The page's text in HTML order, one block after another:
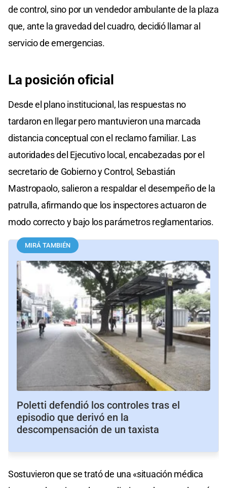
de control, sino por un vendedor ambulante de la plaza
que, ante la gravedad del cuadro, decidió llamar al
servicio de emergencias.
La posición oficial
Desde el plano institucional, las respuestas no
tardaron en llegar pero mantuvieron una marcada
distancia conceptual con el reclamo familiar. Las
autoridades del Ejecutivo local, encabezadas por el
secretario de Gobierno y Control, Sebastián
Mastropaolo, salieron a respaldar el desempeño de la
patrulla, afirmando que los inspectores actuaron de
modo correcto y bajo los parámetros reglamentarios.
MIRÁ TAMBIÉN
Poletti defendió los controles tras el
episodio que derivó en la
descompensación de un taxista
Sostuvieron que se trató de una «situación médica